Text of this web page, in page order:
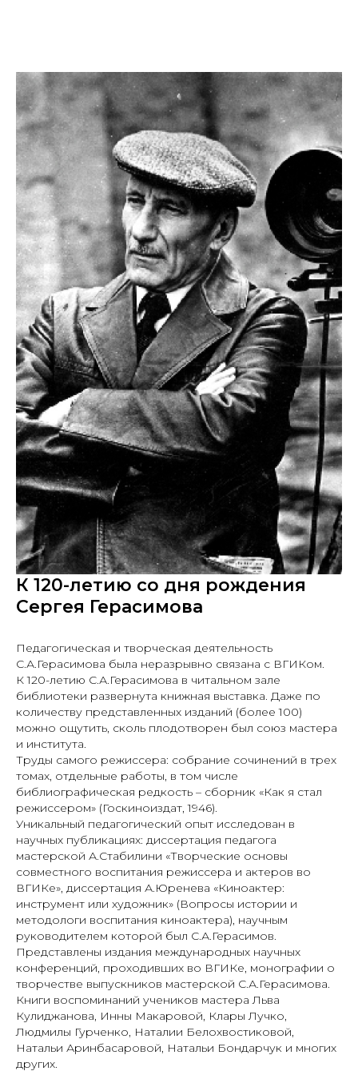
К 120-летию со дня рождения
Сергея Герасимова
Педагогическая и творческая деятельность
С.А.Герасимова была неразрывно связана с ВГИКом.
К 120-летию С.А.Герасимова в читальном зале
библиотеки развернута книжная выставка. Даже по
количеству представленных изданий (более 100)
можно ощутить, сколь плодотворен был союз мастера
и института.
Труды самого режиссера: собрание сочинений в трех
томах, отдельные работы, в том числе
библиографическая редкость – сборник «Как я стал
режиссером» (Госкиноиздат, 1946).
Уникальный педагогический опыт исследован в
научных публикациях: диссертация педагога
мастерской А.Стабилини «Творческие основы
совместного воспитания режиссера и актеров во
ВГИКе», диссертация А.Юренева «Киноактер:
инструмент или художник» (Вопросы истории и
методологи воспитания киноактера), научным
руководителем которой был С.А.Герасимов.
Представлены издания международных научных
конференций, проходивших во ВГИКе, монографии о
творчестве выпускников мастерской С.А.Герасимова.
Книги воспоминаний учеников мастера Льва
Кулиджанова, Инны Макаровой, Клары Лучко,
Людмилы Гурченко, Наталии Белохвостиковой,
Натальи Аринбасаровой, Натальи Бондарчук и многих
других.